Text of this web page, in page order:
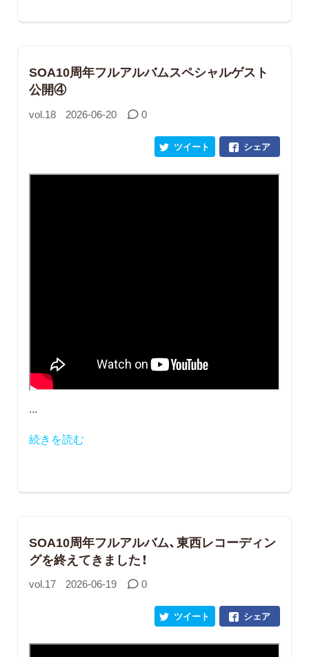
SOA10周年フルアルバムスペシャルゲスト
公開④
vol.18 2026-06-20 0
シェア
ツイート
...
続きを読む
SOA10周年フルアルバム、東西レコーディン
グを終えてきました！
vol.17 2026-06-19 0
シェア
ツイート